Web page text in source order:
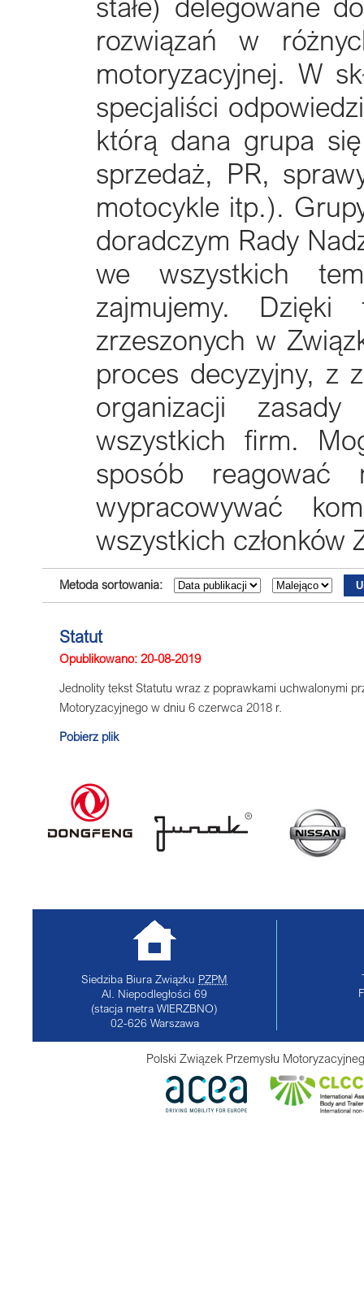
rozwiązań w
motoryzacyjnej. W
specjaliści
którą dana grupa
sprzedaż, PR,
motocykle itp.).
doradczym Rady
we wszystkich
zajmujemy. Dzięki
zrzeszonych w
proces decyzyjny, z
organizacji
wszystkich firm.
sposób reagować
wypracowywać
wszystkich członków
Metoda sortowania:
Statut
Opublikowano: 20-08-2019
Jednolity tekst Statutu wraz z poprawkami uchwalonymi
Motoryzacyjnego w dniu 6 czerwca 2018 r.
Pobierz plik
Siedziba Biura Związku PZPM
Al. Niepodległości 69
(stacja metra WIERZBNO)
02-626 Warszawa
Polski Związek Przemysłu